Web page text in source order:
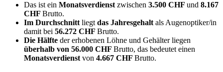
Das ist ein Monatsverdienst zwischen 3.500 CHF und 8.167
CHF Brutto.
Im Durchschnitt liegt das Jahresgehalt als Augenoptiker/in
damit bei 56.272 CHF Brutto.
Die Hälfte der erhobenen Löhne und Gehälter liegen
überhalb von 56.000 CHF Brutto, das bedeutet einen
Monatsverdienst von 4.667 CHF Brutto.